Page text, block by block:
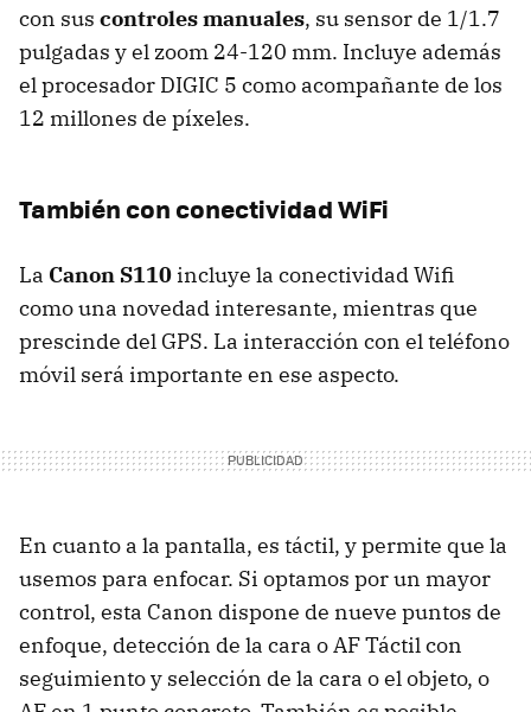
con sus controles manuales, su sensor de 1/1.7
pulgadas y el zoom 24-120 mm. Incluye además
el procesador DIGIC 5 como acompañante de los
12 millones de píxeles.
También con conectividad WiFi
La Canon S110 incluye la conectividad Wifi
como una novedad interesante, mientras que
prescinde del GPS. La interacción con el teléfono
móvil será importante en ese aspecto.
En cuanto a la pantalla, es táctil, y permite que la
usemos para enfocar. Si optamos por un mayor
control, esta Canon dispone de nueve puntos de
enfoque, detección de la cara o AF Táctil con
seguimiento y selección de la cara o el objeto, o